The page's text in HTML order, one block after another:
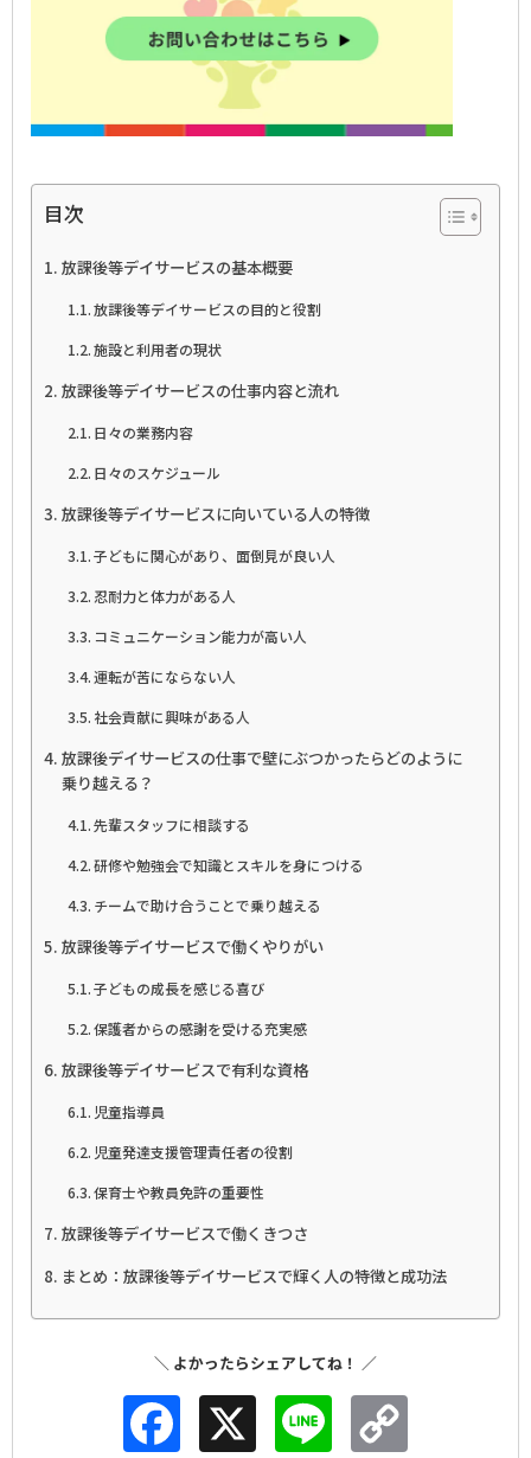
目次
放課後等デイサービスの基本概要
放課後等デイサービスの目的と役割
施設と利用者の現状
放課後等デイサービスの仕事内容と流れ
日々の業務内容
日々のスケジュール
放課後等デイサービスに向いている人の特徴
子どもに関心があり、面倒見が良い人
忍耐力と体力がある人
コミュニケーション能力が高い人
運転が苦にならない人
社会貢献に興味がある人
放課後デイサービスの仕事で壁にぶつかったらどのように
乗り越える？
先輩スタッフに相談する
研修や勉強会で知識とスキルを身につける
チームで助け合うことで乗り越える
放課後等デイサービスで働くやりがい
子どもの成長を感じる喜び
保護者からの感謝を受ける充実感
放課後等デイサービスで有利な資格
児童指導員
児童発達支援管理責任者の役割
保育士や教員免許の重要性
放課後等デイサービスで働くきつさ
まとめ：放課後等デイサービスで輝く人の特徴と成功法
Facebook Line